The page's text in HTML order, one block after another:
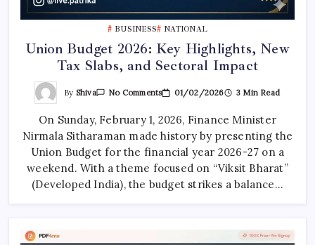
BUSINESS NATIONAL
Union Budget 2026: Key Highlights, New
Tax Slabs, and Sectoral Impact
By Shiva No CommentsOn
Union
2026:
Highlights,
New
Tax
Slabs,
And
Sectoral
Impact
01/02/2026 3 Min Read
On Sunday, February 1, 2026, Finance Minister
Nirmala Sitharaman made history by presenting the
Union Budget for the financial year 2026-27 on a
weekend. With a theme focused on “Viksit Bharat”
(Developed India), the budget strikes a balance…